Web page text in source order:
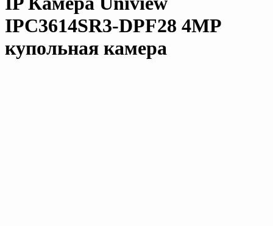
IPC3614SR3-DPF28 4MP
купольная камера